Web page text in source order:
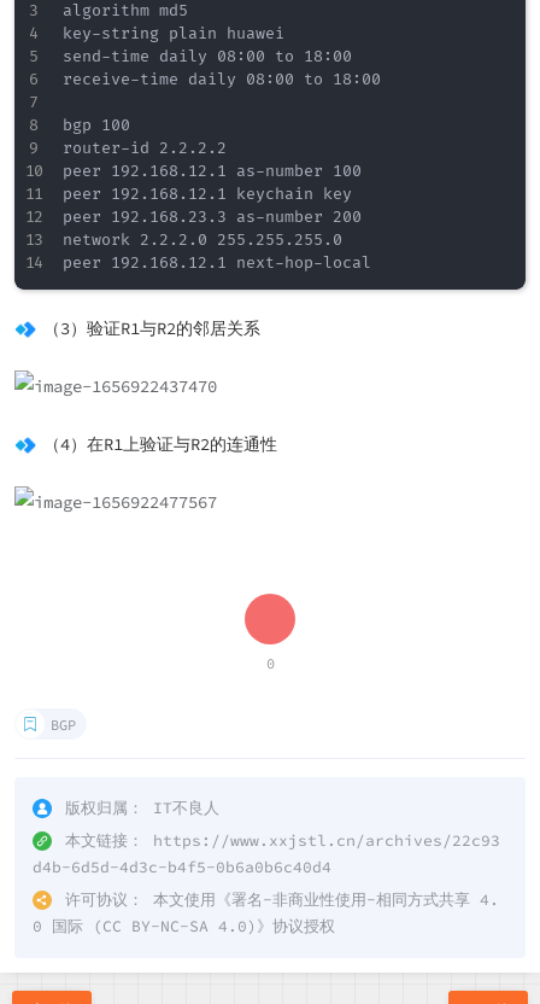
algorithm md5
key-string plain huawei
send-time daily 08:00 to 18:00
receive-time daily 08:00 to 18:00
bgp 100
router-id 2.2.2.2
peer 192.168.12.1 as-number 100
peer 192.168.12.1 keychain key
peer 192.168.23.3 as-number 200
network 2.2.2.0 255.255.255.0
（3）验证R1与R2的邻居关系
（4）在R1上验证与R2的连通性
0
BGP
版权归属：
IT不良人
本文链接：
https://www.xxjstl.cn/archives/22c93
d4b-6d5d-4d3c-b4f5-0b6a0b6c40d4
许可协议：
本文使用《署名-非商业性使用-相同方式共享 4.
0 国际 (CC BY-NC-SA 4.0) 》协议授权